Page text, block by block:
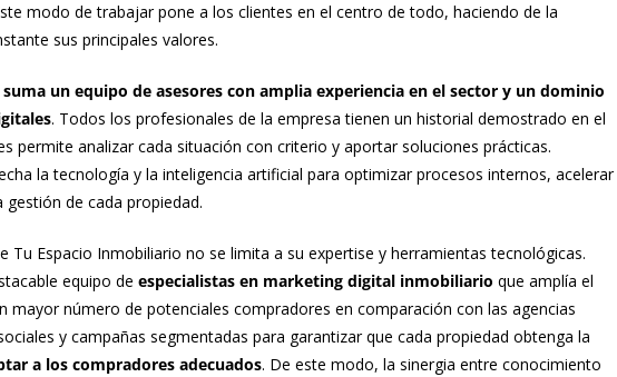
modo de trabajar pone a los clientes en el centro de todo, haciendo de la
sus principales valores.
suma un equipo de asesores con amplia experiencia en el sector y un dominio
. Todos los profesionales de la empresa tienen un historial demostrado en el
permite analizar cada situación con criterio y aportar soluciones prácticas.
la tecnología y la inteligencia artificial para optimizar procesos internos, acelerar
de cada propiedad.
Tu Espacio Inmobiliario no se limita a su expertise y herramientas tecnológicas.
equipo de especialistas en marketing digital inmobiliario que amplía el
mayor número de potenciales compradores en comparación con las agencias
y campañas segmentadas para garantizar que cada propiedad obtenga la
a los compradores adecuados. De este modo, la sinergia entre conocimiento